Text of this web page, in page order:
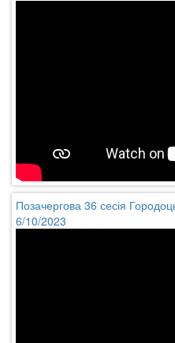
Позачергова 36 сесія
6/10/2023